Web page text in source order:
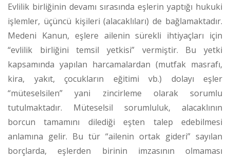
Evlilik birliğinin devamı sırasında eşlerin yaptığı hukuki
işlemler, üçüncü kişileri (alacaklıları) de bağlamaktadır.
Medeni Kanun, eşlere ailenin sürekli ihtiyaçları için
“evlilik birliğini temsil yetkisi” vermiştir. Bu yetki
kapsamında yapılan harcamalardan (mutfak masrafı,
kira, yakıt, çocukların eğitimi vb.) dolayı eşler
“müteselsilen” yani zincirleme olarak sorumlu
tutulmaktadır. Müteselsil sorumluluk, alacaklının
borcun tamamını dilediği eşten talep edebilmesi
anlamına gelir. Bu tür “ailenin ortak gideri” sayılan
borçlarda, eşlerden birinin imzasının olmaması